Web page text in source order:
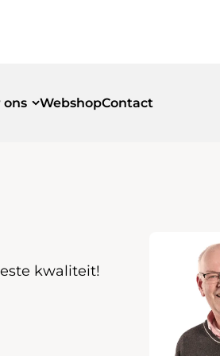
ons WebshopContact
kwaliteit!